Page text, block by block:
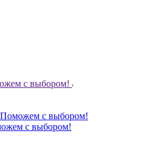
с выбором!
Поможем с выбором!
с выбором!